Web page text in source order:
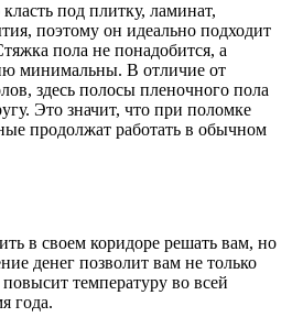
под плитку, ламинат,
поэтому он идеально подходит
пола не понадобится, а
минимальны. В отличие от
здесь полосы пленочного пола
Это значит, что при поломке
продолжат работать в обычном
в своем коридоре решать вам, но
денег позволит вам не только
температуру во всей
года.